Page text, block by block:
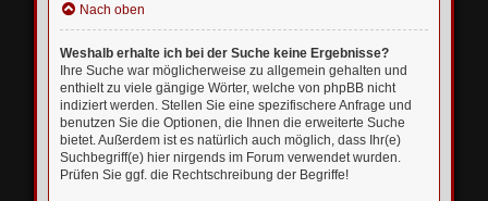
Nach oben
Weshalb erhalte ich bei der Suche keine Ergebnisse?
Ihre Suche war möglicherweise zu allgemein gehalten und
enthielt zu viele gängige Wörter, welche von phpBB nicht
indiziert werden. Stellen Sie eine spezifischere Anfrage und
benutzen Sie die Optionen, die Ihnen die erweiterte Suche
bietet. Außerdem ist es natürlich auch möglich, dass Ihr(e)
Suchbegriff(e) hier nirgends im Forum verwendet wurden.
Prüfen Sie ggf. die Rechtschreibung der Begriffe!